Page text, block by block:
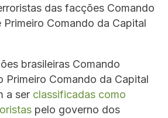
das facções Comando
Primeiro Comando da Capital
brasileiras Comando
Primeiro Comando da Capital
a ser classificadas como
pelo governo dos